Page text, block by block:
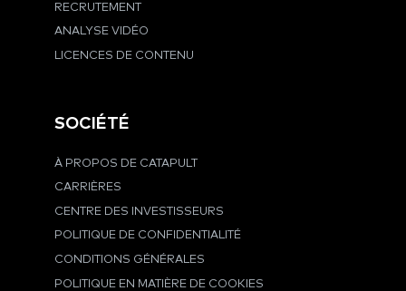
RECRUTEMENT
ANALYSE VIDÉO
LICENCES DE CONTENU
SOCIÉTÉ
À PROPOS DE CATAPULT
CARRIÈRES
CENTRE DES INVESTISSEURS
POLITIQUE DE CONFIDENTIALITÉ
CONDITIONS GÉNÉRALES
POLITIQUE EN MATIÈRE DE COOKIES